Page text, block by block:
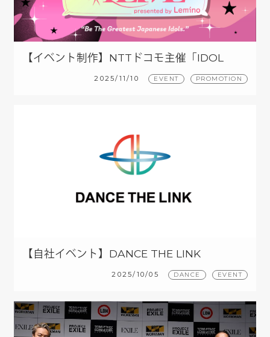
【イベント制作】NTTドコモ主催「IDOL
BATTLE ALLIVE 」
2025/11/10 EVENT PROMOTION
【自社イベント】DANCE THE LINK
2025/10/05 DANCE EVENT